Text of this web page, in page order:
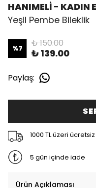
HANIMELİ - KADIN
Yeşil Pembe Bileklik
%7 ₺ 150.00
₺ 139.00
Paylaş:
1000 TL üzeri
5 gün içinde iade
Ürün Açıklaması